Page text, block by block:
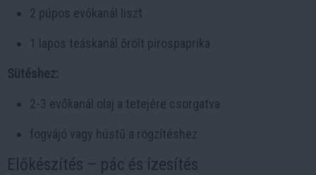
2 púpos evőkanál liszt
1 lapos teáskanál őrölt pirospaprika
Sütéshez:
2-3 evőkanál olaj a tetejére csorgatva
fogvájó vagy hústű a rögzítéshez
Előkészítés – pác és ízesítés